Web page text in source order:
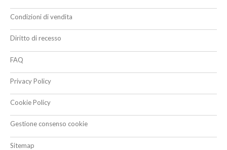
Condizioni di vendita
Diritto di recesso
FAQ
Privacy Policy
Cookie Policy
Gestione consenso cookie
Sitemap